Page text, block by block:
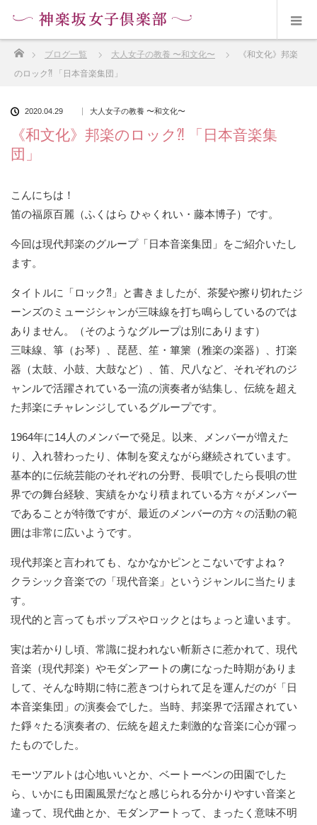
ブログ一覧 大人女子の教養 〜和文化〜
《和文化》邦楽
のロック⁈ 「日本音楽集団」
2020.04.29 大人女子の教養 〜和文化〜
《和文化》邦楽のロック⁈ 「日本音楽集
団」
こんにちは！
笛の福原百麗（ふくはら ひゃくれい・藤本博子）です。
今回は現代邦楽のグループ「日本音楽集団」をご紹介いたし
ます。
タイトルに「ロック⁈」と書きましたが、茶髪や擦り切れたジ
ーンズのミュージシャンが三味線を打ち鳴らしているのでは
ありません。（そのようなグループは別にあります）
三味線、箏（お琴）、琵琶、笙・篳篥（雅楽の楽器）、打楽
器（太鼓、小鼓、大鼓など）、笛、尺八など、それぞれのジ
ャンルで活躍されている一流の演奏者が結集し、伝統を超え
た邦楽にチャレンジしているグループです。
1964年に14人のメンバーで発足。以来、メンバーが増えた
り、入れ替わったり、体制を変えながら継続されています。
基本的に伝統芸能のそれぞれの分野、長唄でしたら長唄の世
界での舞台経験、実績をかなり積まれている方々がメンバー
であることが特徴ですが、最近のメンバーの方々の活動の範
囲は非常に広いようです。
現代邦楽と言われても、なかなかピンとこないですよね？
クラシック音楽での「現代音楽」というジャンルに当たりま
す。
現代的と言ってもポップスやロックとはちょっと違います。
実は若かりし頃、常識に捉われない斬新さに惹かれて、現代
音楽（現代邦楽）やモダンアートの虜になった時期がありま
して、そんな時期に特に惹きつけられて足を運んだのが「日
本音楽集団」の演奏会でした。当時、邦楽界で活躍されてい
た錚々たる演奏者の、伝統を超えた刺激的な音楽に心が躍っ
たものでした。
モーツアルトは心地いいとか、ベートーベンの田園でした
ら、いかにも田園風景だなと感じられる分かりやすい音楽と
違って、現代曲とか、モダンアートって、まったく意味不明